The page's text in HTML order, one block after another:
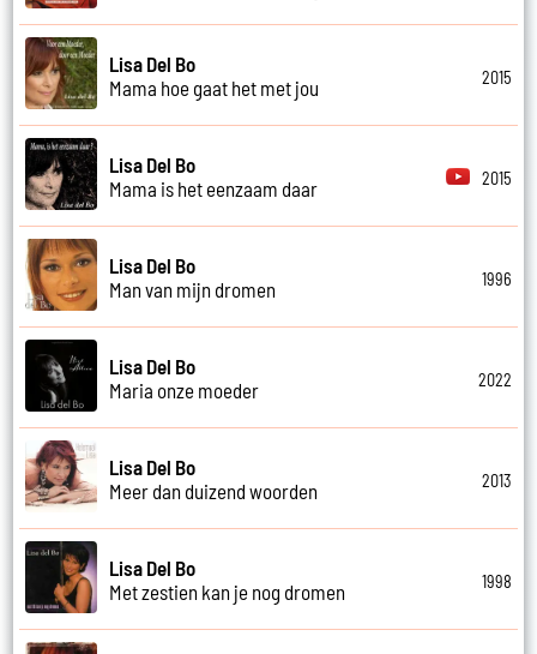
Lisa Del Bo
Mama hoe gaat het met jou
2015
Lisa Del Bo
Mama is het eenzaam daar
2015
Lisa Del Bo
Man van mijn dromen
1996
Lisa Del Bo
Maria onze moeder
2022
Lisa Del Bo
Meer dan duizend woorden
2013
Lisa Del Bo
Met zestien kan je nog dromen
1998